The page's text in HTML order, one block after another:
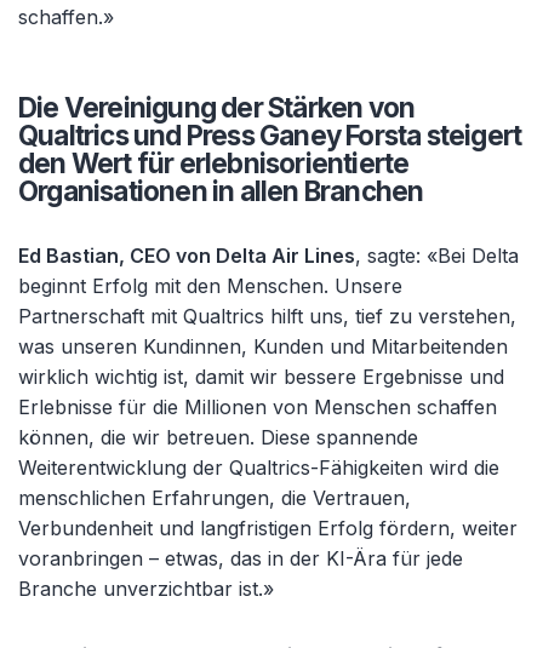
schaffen.»
Die Vereinigung der Stärken von
Qualtrics und Press Ganey Forsta steigert
den Wert für erlebnisorientierte
Organisationen in allen Branchen
Ed Bastian, CEO von Delta Air Lines, sagte: «Bei Delta
beginnt Erfolg mit den Menschen. Unsere
Partnerschaft mit Qualtrics hilft uns, tief zu verstehen,
was unseren Kundinnen, Kunden und Mitarbeitenden
wirklich wichtig ist, damit wir bessere Ergebnisse und
Erlebnisse für die Millionen von Menschen schaffen
können, die wir betreuen. Diese spannende
Weiterentwicklung der Qualtrics-Fähigkeiten wird die
menschlichen Erfahrungen, die Vertrauen,
Verbundenheit und langfristigen Erfolg fördern, weiter
voranbringen – etwas, das in der KI-Ära für jede
Branche unverzichtbar ist.»